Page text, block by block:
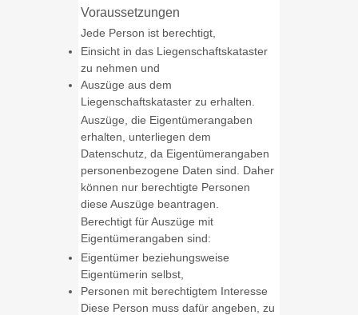
Voraussetzungen
Jede Person ist berechtigt,
Einsicht in das Liegenschaftskataster
zu nehmen und
Auszüge aus dem
Liegenschaftskataster zu erhalten.
Auszüge, die Eigentümerangaben
erhalten, unterliegen dem
Datenschutz, da Eigentümerangaben
personenbezogene Daten sind. Daher
können nur berechtigte Personen
diese Auszüge beantragen.
Berechtigt für Auszüge mit
Eigentümerangaben sind:
Eigentümer beziehungsweise
Eigentümerin selbst,
Personen mit berechtigtem Interesse
Diese Person muss dafür angeben, zu